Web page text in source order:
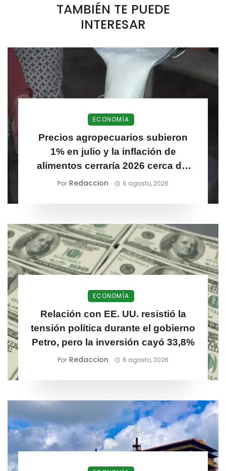
TAMBIÉN TE PUEDE
INTERESAR
ECONOMÍA
Precios agropecuarios subieron
1% en julio y la inflación de
alimentos cerraría 2026 cerca del
6,1%
Por Redaccion 6 agosto, 2026
ECONOMÍA
Relación con EE. UU. resistió la
tensión política durante el gobierno
Petro, pero la inversión cayó 33,8%
Por Redaccion 6 agosto, 2026